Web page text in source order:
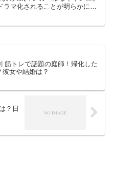
ラマ化されることが明らかにな
筋トレで話題の庭師！帰化した
彼女や結婚は？
？日